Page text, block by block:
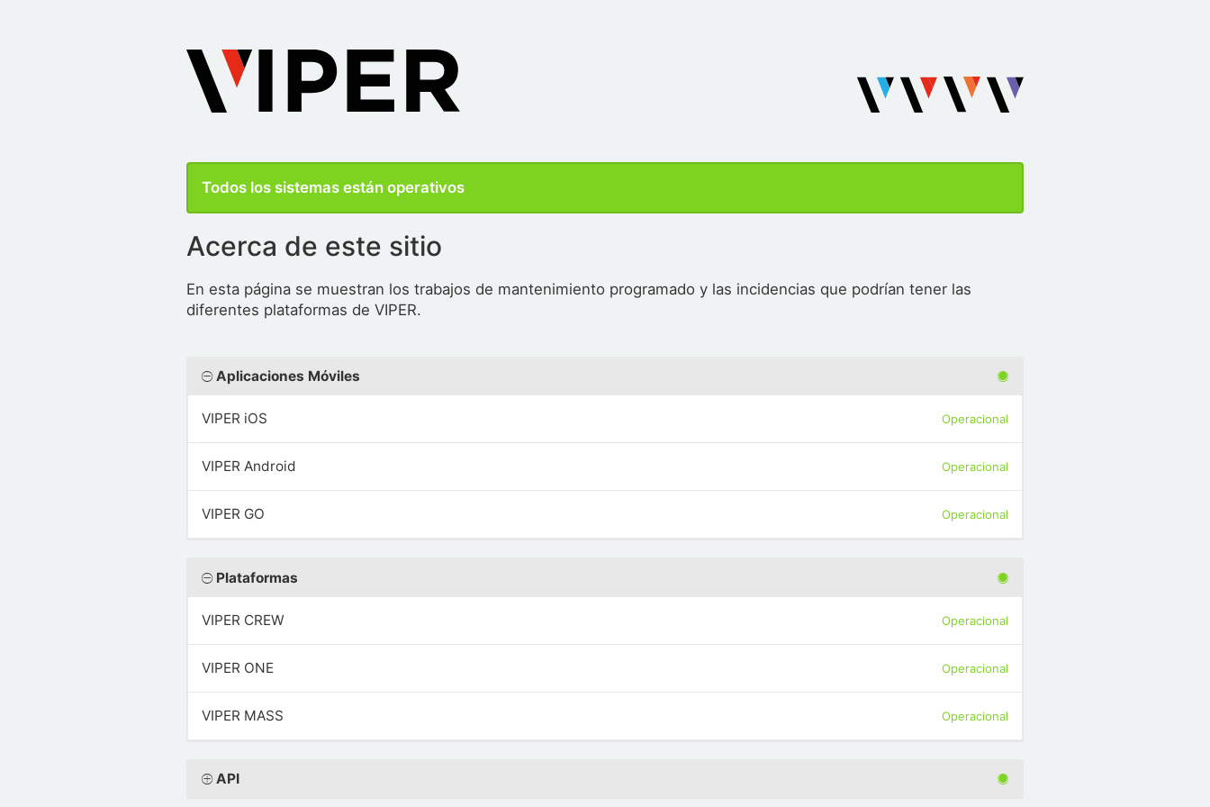
Todos los sistemas están operativos
Acerca de este sitio
En esta página se muestran los trabajos de mantenimiento programado y las incidencias que podrían tener las
diferentes plataformas de VIPER.
Aplicaciones Móviles
VIPER iOS Operacional
VIPER Android Operacional
VIPER GO Operacional
Plataformas
VIPER CREW Operacional
VIPER ONE Operacional
VIPER MASS Operacional
API